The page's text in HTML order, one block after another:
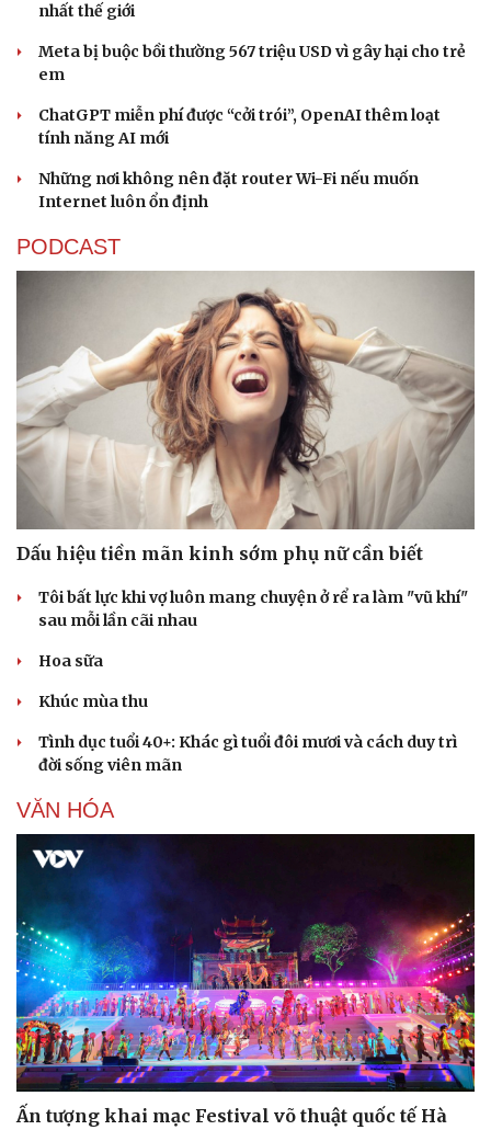
Sức khỏe
Cây thuốc
Sản phụ khoa
Nam khoa
Làm đẹp - giảm cân
Ăn sạch sống khỏe
Đời sống
Blog
nhất thế giới
Meta bị buộc bồi thường 567 triệu USD vì gây hại cho trẻ
em
ChatGPT miễn phí được “cởi trói”, OpenAI thêm loạt
tính năng AI mới
Những nơi không nên đặt router Wi-Fi nếu muốn
Internet luôn ổn định
PODCAST
Dấu hiệu tiền mãn kinh sớm phụ nữ cần biết
Tôi bất lực khi vợ luôn mang chuyện ở rể ra làm "vũ khí"
sau mỗi lần cãi nhau
Hoa sữa
Khúc mùa thu
Tình dục tuổi 40+: Khác gì tuổi đôi mươi và cách duy trì
đời sống viên mãn
VĂN HÓA
Ấn tượng khai mạc Festival võ thuật quốc tế Hà